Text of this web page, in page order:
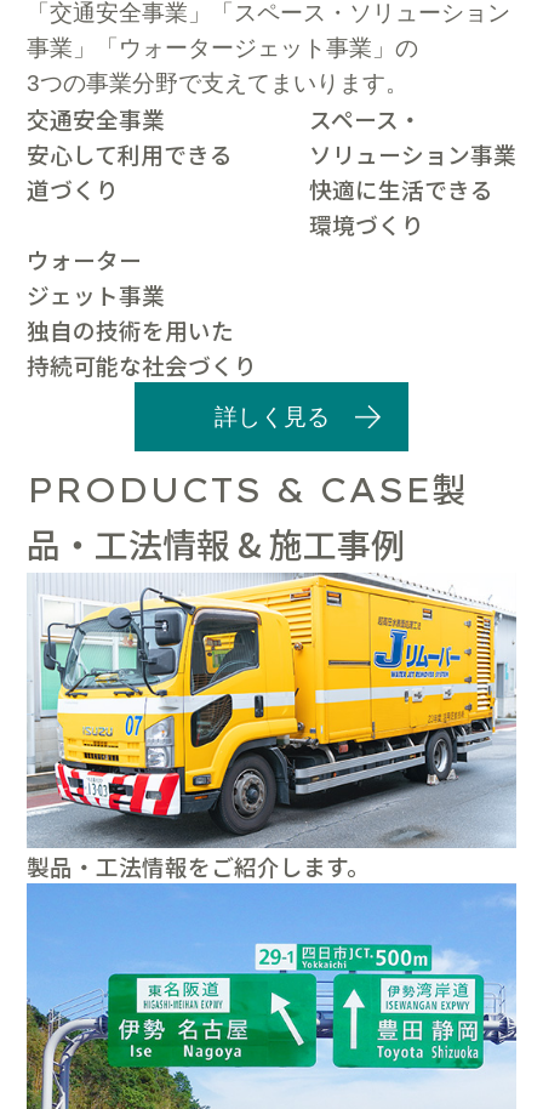
「交通安全事業」「スペース・ソリューション
事業」「ウォータージェット事業」の
3つの事業分野で支えてまいります。
交通安全事業
安心して利用できる
道づくり
スペース・
ソリューション事業
快適に生活できる
環境づくり
ウォーター
ジェット事業
独自の技術を用いた
持続可能な社会づくり
詳しく見る
PRODUCTS & CASE製
品・工法情報 & 施工事例
製品・工法情報をご紹介します。